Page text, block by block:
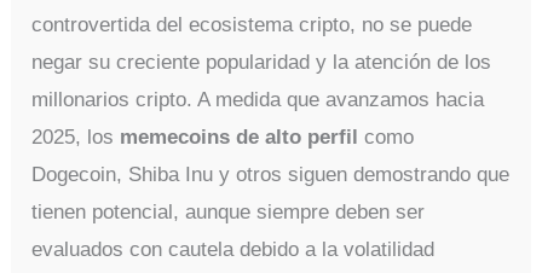
controvertida del ecosistema cripto, no se puede
negar su creciente popularidad y la atención de los
millonarios cripto. A medida que avanzamos hacia
2025, los memecoins de alto perfil como
Dogecoin, Shiba Inu y otros siguen demostrando que
tienen potencial, aunque siempre deben ser
evaluados con cautela debido a la volatilidad